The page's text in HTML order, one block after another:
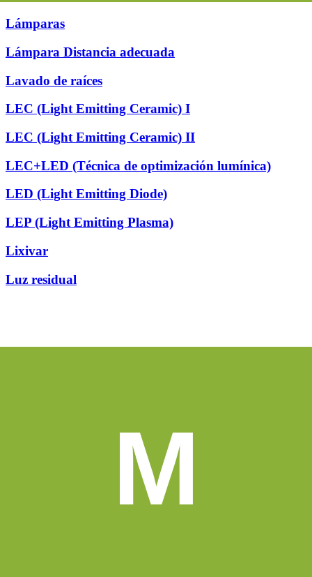
Lámparas
Lámpara Distancia adecuada
Lavado de raíces
LEC (Light Emitting Ceramic) I
LEC (Light Emitting Ceramic) II
LEC+LED (Técnica de optimización lumínica)
LED (Light Emitting Diode)
LEP (Light Emitting Plasma)
Lixivar
Luz residual
M